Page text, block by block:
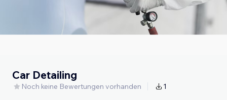
Car Detailing
Noch keine Bewertungen vorhanden 1